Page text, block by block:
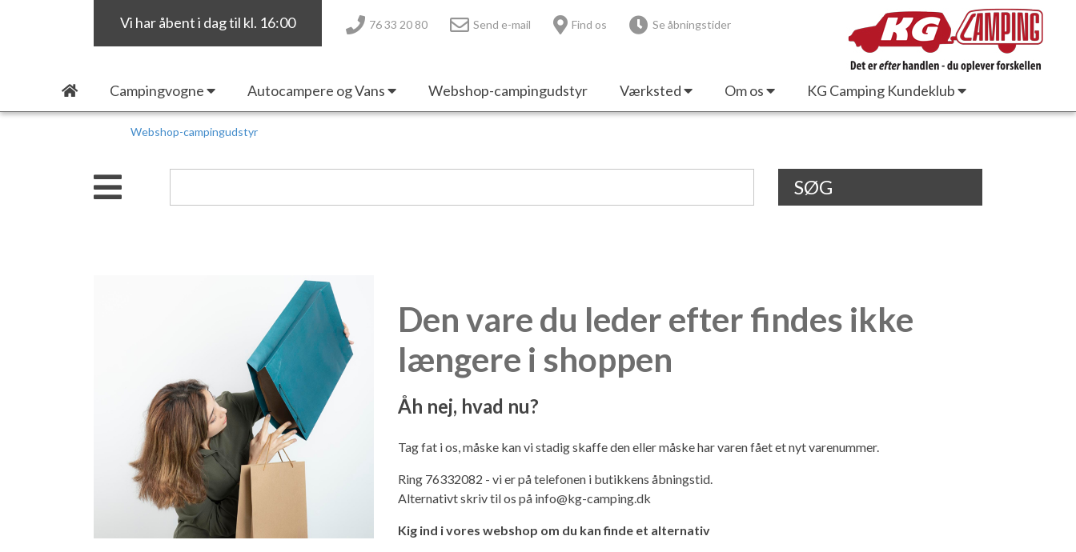
Vi har åbent i dag til kl. 16:00 76 33 20 80 Send e-mail Find os Se åbningstider
Campingvogne Autocampere og Vans Webshop-campingudstyr Værksted Om os KG Camping Kundeklub
Webshop-campingudstyr
SØG
Den vare du leder efter findes ikke
længere i shoppen
Åh nej, hvad nu?
Tag fat i os, måske kan vi stadig skaffe den eller måske har varen fået et nyt varenummer.
Ring 76332082 - vi er på telefonen i butikkens åbningstid.
Alternativt skriv til os på info@kg-camping.dk
Kig ind i vores webshop om du kan finde et alternativ